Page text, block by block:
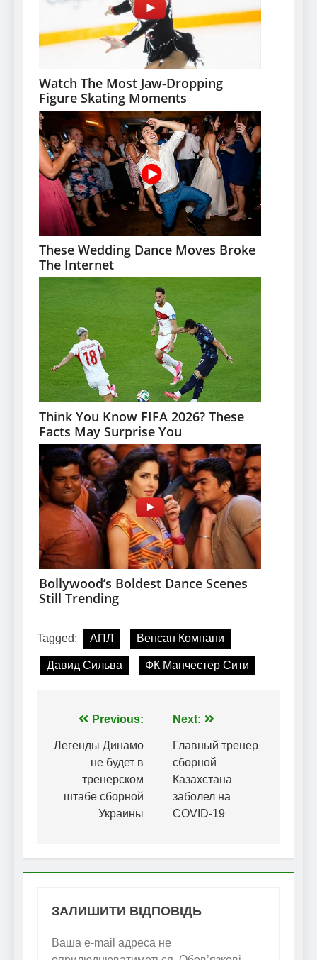
Tagged: АПЛ Венсан Компани
Давид Сильва ФК Манчестер Сити
Навігація
записів
Previous:
Легенды Динамо
не будет в
тренерском
штабе сборной
Украины
Next:
Главный тренер
сборной
Казахстана
заболел на
COVID-19
ЗАЛИШИТИ ВІДПОВІДЬ
Ваша e-mail адреса не